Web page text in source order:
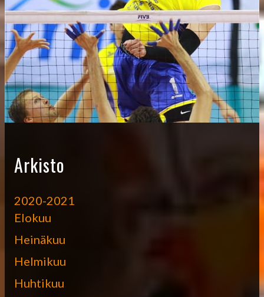
Arkisto
2020-2021
Elokuu
Heinäkuu
Helmikuu
Huhtikuu